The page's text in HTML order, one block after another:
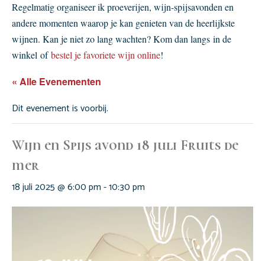
Regelmatig organiseer ik proeverijen, wijn-spijsavonden en
andere momenten waarop je kan genieten van de heerlijkste
wijnen. Kan je niet zo lang wachten? Kom dan langs in de
winkel ofbestel je favoriete wijn online!
« Alle Evenementen
Dit evenement is voorbij.
Wijn en Spijs avond 18 juli Fruits de
mer
18 juli 2025 @ 6:00 pm-10:30 pm